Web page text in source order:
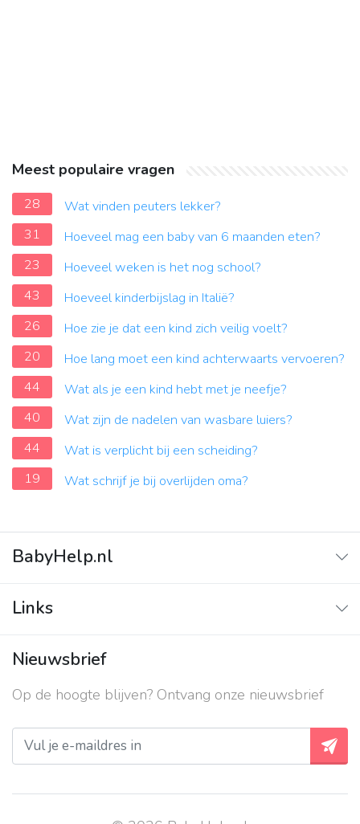
Meest populaire vragen
28
Wat vinden peuters lekker?
31
Hoeveel mag een baby van 6 maanden eten?
23
Hoeveel weken is het nog school?
43
Hoeveel kinderbijslag in Italië?
26
Hoe zie je dat een kind zich veilig voelt?
20
Hoe lang moet een kind achterwaarts vervoeren?
44
Wat als je een kind hebt met je neefje?
40
Wat zijn de nadelen van wasbare luiers?
44
Wat is verplicht bij een scheiding?
19
Wat schrijf je bij overlijden oma?
BabyHelp.nl
Vraag & Antwoord
Links
Contact
Over ons
Privacy beleid
Nieuwsbrief
Op de hoogte blijven? Ontvang onze nieuwsbrief